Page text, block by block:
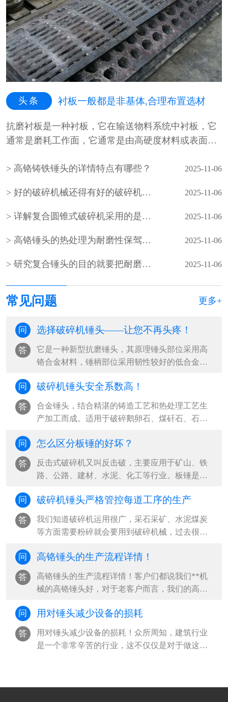
头条 衬板一般都是非基体,合理布置选材
抗磨衬板是一种衬板，它在输送物料系统中衬板，它
通常是磨耗工作面，它通常是由高硬度材料或表面光
高铬铸铁锤头的详情特点有哪些？
2025-11-06
好的破碎机械还得有好的破碎机锤头配件来相配 2025-11-06
详解复合圆锥式破碎机采用的是什么破碎方法 2025-11-06
高铬锤头的热处理为耐磨性保驾护航​ 2025-11-06
研究复合锤头的目的就要把耐磨性发挥到圆满 2025-11-06
常见问题 更多+
问 选择破碎机锤头——让您不再头疼！
答
它是一种新型抗磨锤头，其原理锤头部位采用高
铬合金材料，锤柄部位采用韧性较好的低合金钢
问 破碎机锤头安全系数高！
答
合金锤头，结合精湛的铸造工艺和热处理工艺生
产加工而成。适用于破碎鹅卵石、煤矸石、石灰
问 怎么区分板锤的好坏？
答
反击式破碎机又叫反击破，主要应用于矿山、铁
路、公路、建材、水泥、化工等行业。板锤是反
问 破碎机锤头严格管控每道工序的生产
答
我们知道破碎机运用很广，采石采矿、水泥煤炭
等方面需要粉碎就会要用到破碎机械，过去很长
问 高铬锤头​的生产流程详情！
答
高铬锤头的生产流程详情！客户们都说我们**机
械的高铬锤头好，对于老客户而言，我们的高铬
问 用对锤头减少设备的损耗
答
用对锤头减少设备的损耗！众所周知，建筑行业
是一个非常辛苦的行业，这不仅仅是对于做这个